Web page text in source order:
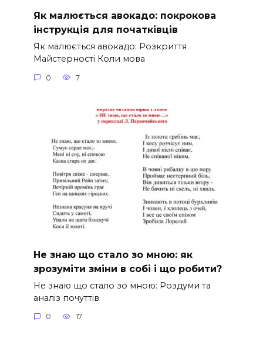
Як малюється авокадо: покрокова
інструкція для початківців
Як малюється авокадо: Розкриття
Майстерності Коли мова
0 7
Не знаю що стало зо мною: як
зрозуміти зміни в собі і що робити?
Не знаю що стало зо мною: Роздуми та
аналіз почуттів
0 17